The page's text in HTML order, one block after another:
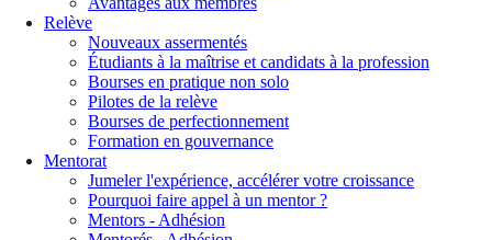
Relève
Nouveaux assermentés
Étudiants à la maîtrise et candidats à la profession
Bourses en pratique non solo
Pilotes de la relève
Bourses de perfectionnement
Formation en gouvernance
Mentorat
Jumeler l'expérience, accélérer votre croissance
Pourquoi faire appel à un mentor ?
Mentors - Adhésion